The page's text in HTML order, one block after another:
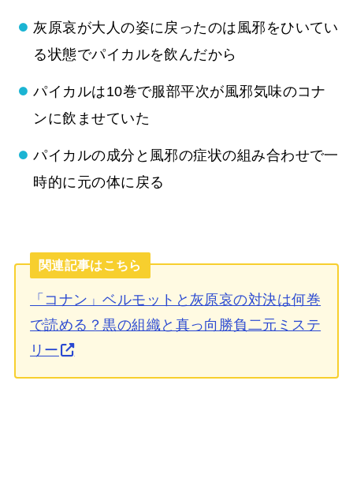
灰原哀が大人の姿に戻ったのは風邪をひいてい
る状態でパイカルを飲んだから
パイカルは10巻で服部平次が風邪気味のコナ
ンに飲ませていた
パイカルの成分と風邪の症状の組み合わせで一
時的に元の体に戻る
関連記事はこちら
「コナン」ベルモットと灰原哀の対決は何巻
で読める？黒の組織と真っ向勝負二元ミステ
リー